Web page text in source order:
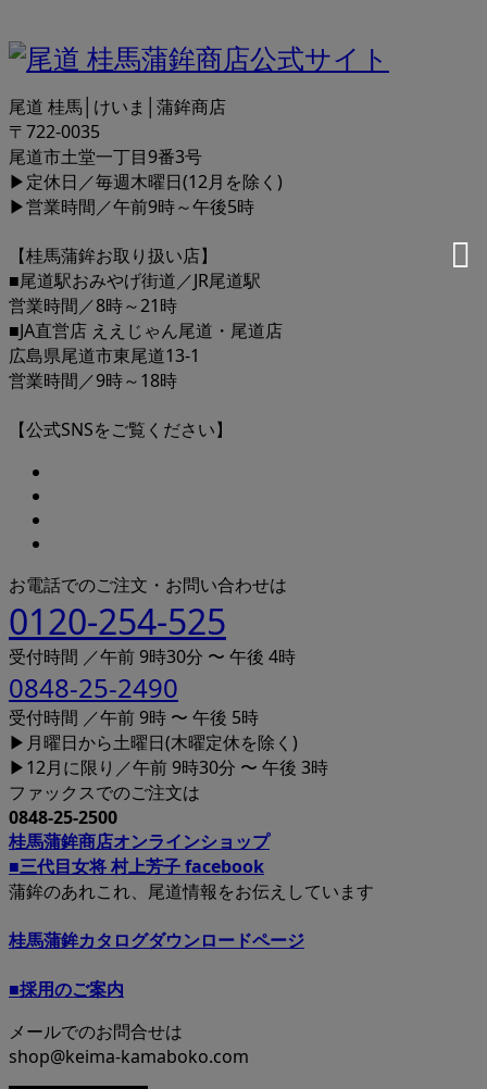
尾道 桂馬│けいま│蒲鉾商店
〒722-0035
尾道市土堂一丁目9番3号
▶定休日／毎週木曜日(12月を除く)
▶営業時間／午前9時～午後5時
【桂馬蒲鉾お取り扱い店】
■尾道駅おみやげ街道／JR尾道駅
営業時間／8時～21時
■JA直営店 ええじゃん尾道・尾道店
広島県尾道市東尾道13-1
営業時間／9時～18時
【公式SNSをご覧ください】
お電話でのご注文・お問い合わせは
0120-254-525
受付時間 ／午前 9時30分 〜 午後 4時
0848-25-2490
受付時間 ／午前 9時 〜 午後 5時
▶月曜日から土曜日(木曜定休を除く)
▶12月に限り／午前 9時30分 〜 午後 3時
ファックスでのご注文は
0848-25-2500
桂馬蒲鉾商店オンラインショップ
■三代目女将 村上芳子 facebook
蒲鉾のあれこれ、尾道情報をお伝えしています
桂馬蒲鉾カタログダウンロードページ
■採用のご案内
メールでのお問合せは
shop@keima-kamaboko.com